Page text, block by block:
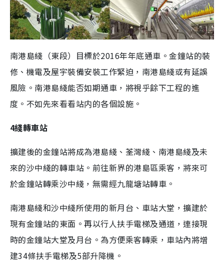
南港島綫（東段）目標於2016年年底通車。金鐘站的裝
修、機電及屋宇裝備安裝工作緊迫，南港島綫或有延誤
風險。南港島綫能否如期通車，將視乎餘下工程的進
度。不如先來看看站内的各個設施。
4綫轉車站
擴建後的金鐘站將成為港島綫、荃灣綫、南港島綫及未
來的沙中綫的轉車站。前往新界的港島區乘客，將來可
於金鐘站轉乘沙中綫，無需經九龍塘站轉車。
南港島綫和沙中綫所使用的新月台、車站大堂，擴建於
現有金鐘站的東面。再以行人扶手電梯及通道，連接現
時的金鐘站大堂及月台。為方便乘客轉乘，車站內將增
建34條扶手電梯及5部升降機。